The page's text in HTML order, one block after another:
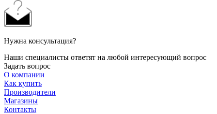
Нужна консультация?
Наши специалисты ответят на любой интересующий вопрос
Задать вопрос
О компании
Как купить
Производители
Магазины
Контакты